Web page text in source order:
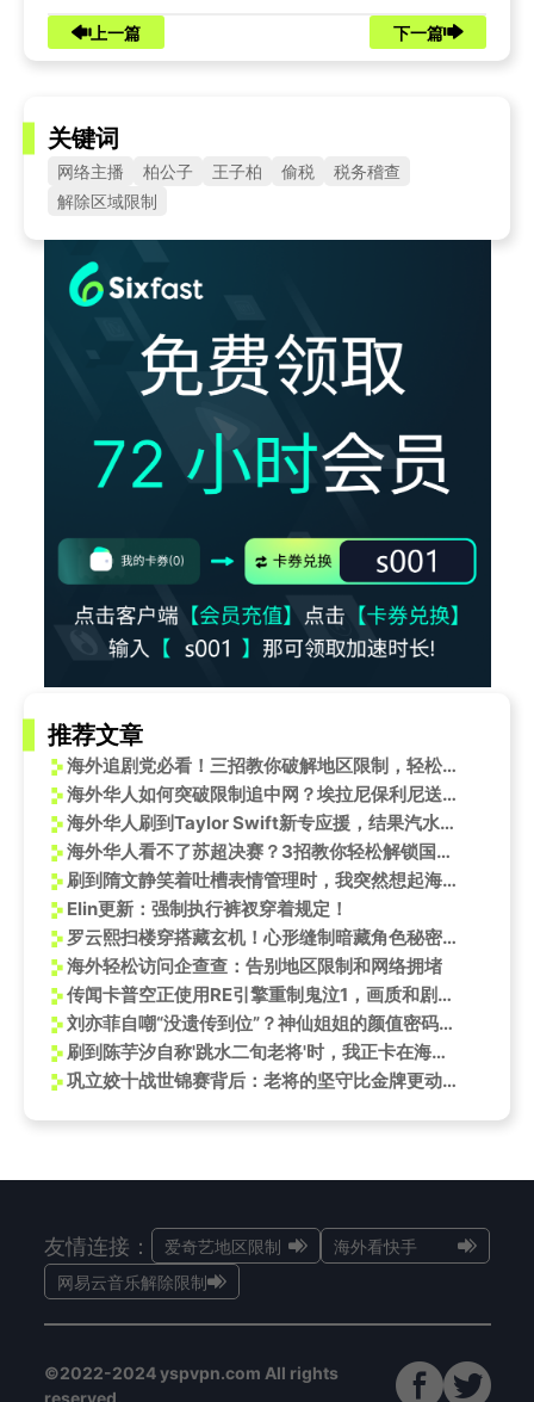
上一篇 下一篇
关键词
网络主播 柏公子 王子柏 偷税
税务稽查
解除区域限制
推荐文章
海外追剧党必看！三招教你破解地区限制，轻松追《时差一万公里》
海外华人如何突破限制追中网？埃拉尼保利尼送蛋晋级背后的观赛攻略
海外华人刷到Taylor Swift新专应援，结果汽水音乐打不开？这招亲测有效
海外华人看不了苏超决赛？3招教你轻松解锁国内赛事直播
刷到隋文静笑着吐槽表情管理时，我突然想起海外朋友那句‘看国服直播卡成PPT’的哀嚎
Elin更新：强制执行裤衩穿着规定！
罗云熙扫楼穿搭藏玄机！心形缝制暗藏角色秘密，粉丝直呼太用心
海外轻松访问企查查：告别地区限制和网络拥堵
传闻卡普空正使用RE引擎重制鬼泣1，画质和剧情均将升级
刘亦菲自嘲“没遗传到位”？神仙姐姐的颜值密码，普通人能学到几分？
刷到陈芋汐自称'跳水二旬老将'时，我正卡在海外看剧的转圈加载中
巩立姣十战世锦赛背后：老将的坚守比金牌更动人！
友情连接： 爱奇艺地区限制
海外看快手
网易云音乐解除限制
©2022-2024 yspvpn.com All rights